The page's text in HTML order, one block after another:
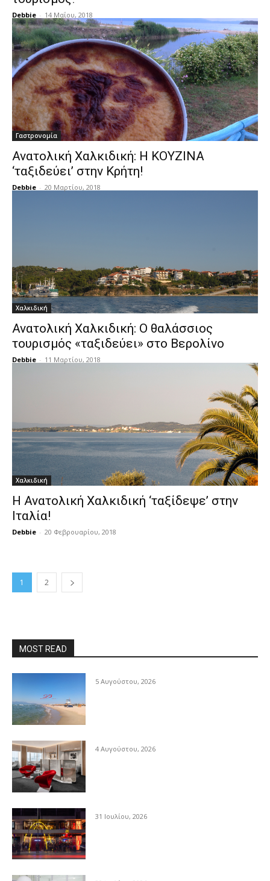
Debbie - 14 Μαΐου, 2018
Γαστρονομία
Ανατολική Χαλκιδική: Η KOYZINA
‘ταξιδεύει’ στην Κρήτη!
Debbie - 20 Μαρτίου, 2018
Χαλκιδική
Ανατολική Χαλκιδική: Ο θαλάσσιος
τουρισμός «ταξιδεύει» στο Βερολίνο
Debbie - 11 Μαρτίου, 2018
Χαλκιδική
Η Ανατολική Χαλκιδική ‘ταξίδεψε’ στην
Ιταλία!
Debbie - 20 Φεβρουαρίου, 2018
1 2
MOST READ
5 Αυγούστου, 2026
4 Αυγούστου, 2026
31 Ιουλίου, 2026